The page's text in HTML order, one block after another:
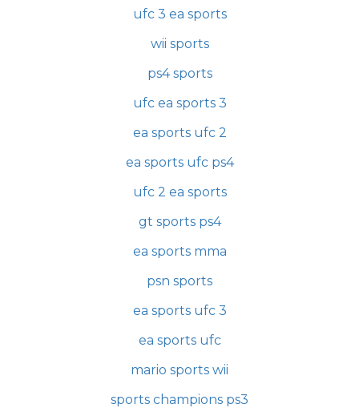
ufc 3 ea sports
wii sports
ps4 sports
ufc ea sports 3
ea sports ufc 2
ea sports ufc ps4
ufc 2 ea sports
gt sports ps4
ea sports mma
psn sports
ea sports ufc 3
ea sports ufc
mario sports wii
sports champions ps3